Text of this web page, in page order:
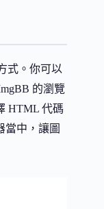
式。你可以
的瀏覽
HTML 代碼
當中，讓圖